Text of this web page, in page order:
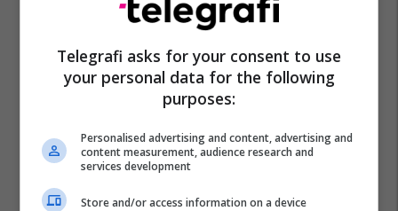
Analiza Hormonale Echo Gjiri
Faza Natyrale
Kontrolle
Kujdesi
Menopauza
Menopauza Dhe Perimenopauza
Mireqenia E Pergjithshme
Pap Test
Rezervo Kontrollin
Shendetesi United Hospital
Telegrafi asks for your consent to use
your personal data for the following
purposes:
Personalised advertising and content, advertising and
content measurement, audience research and
services development
Store and/or access information on a device